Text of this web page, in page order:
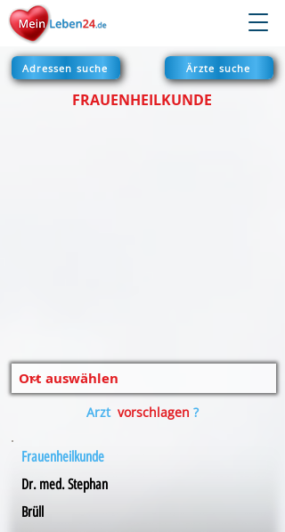
Adressen suche Ärzte suche
FRAUENHEILKUNDE
Arzt vorschlagen ?
Frauenheilkunde
Dr. med. Stephan
Brüll